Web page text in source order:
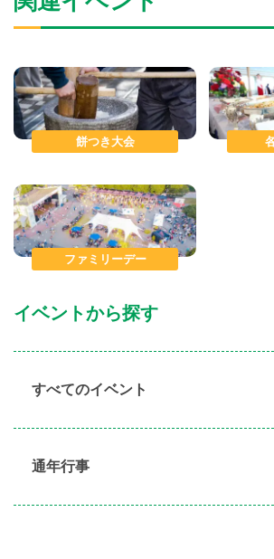
イベントから探す
すべてのイベント
通年行事
餅つき大会
ファミリーデー